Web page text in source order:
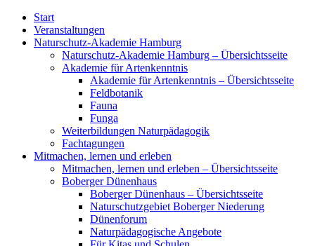
Start
Veranstaltungen
Naturschutz-Akademie Hamburg
Naturschutz-Akademie Hamburg – Übersichtsseite
Akademie für Artenkenntnis
Akademie für Artenkenntnis – Übersichtsseite
Feldbotanik
Fauna
Funga
Weiterbildungen Naturpädagogik
Fachtagungen
Mitmachen, lernen und erleben
Mitmachen, lernen und erleben – Übersichtsseite
Boberger Dünenhaus
Boberger Dünenhaus – Übersichtsseite
Naturschutzgebiet Boberger Niederung
Dünenforum
Naturpädagogische Angebote